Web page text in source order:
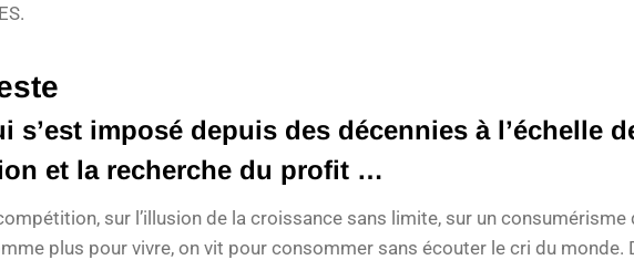
s’est imposé depuis des décennies à l’échelle
et la recherche du profit …
sur l’illusion de la croissance sans limite, sur un consumérisme
plus pour vivre, on vit pour consommer sans écouter le cri du monde.